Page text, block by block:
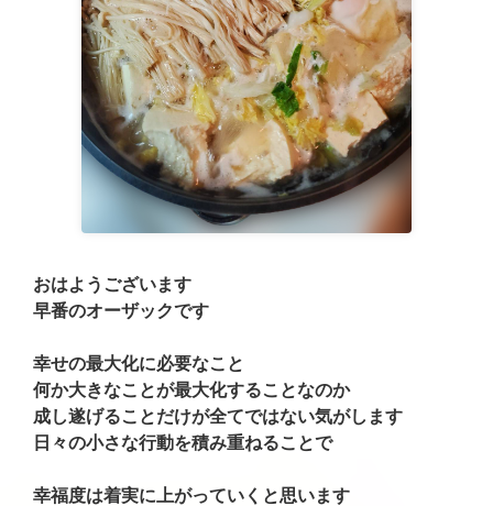
おはようございます
早番のオーザックです
幸せの最大化に必要なこと
何か大きなことが最大化することなのか
成し遂げることだけが全てではない気がします
日々の小さな行動を積み重ねることで
幸福度は着実に上がっていくと思います